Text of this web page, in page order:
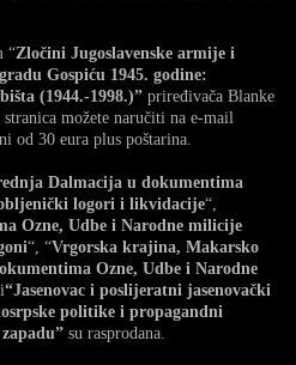
“Zločini Jugoslavenske armije i
Gospiću 1945. godine:
(1944.-1998.)” priređivača Blanke
možete naručiti na e-mail
od 30 eura plus poštarina.
Dalmacija u dokumentima
logori i likvidacije“,
Ozne, Udbe i Narodne milicije
“, “Vrgorska krajina, Makarsko
Ozne, Udbe i Narodne
i“Jasenovac i poslijeratni jasenovački
politike i propagandni
su rasprodana.